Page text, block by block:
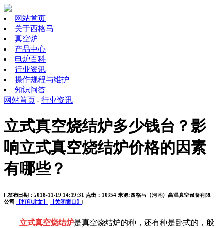
网站首页
关于西格马
真空炉
产品中心
电炉百科
行业资讯
操作规程与维护
知识问答
网站首页 - 行业资讯
立式真空烧结炉多少钱台？影
响立式真空烧结炉价格的因素
有哪些？
[ 发布日期：2018-11-19 14:19:31 点击：10354 来源:西格马（河南）高温真空设备有限
公司
【打印此文】 【关闭窗口】 ]
立式真空烧结炉是真空烧结炉的种，还有种是卧式的，般